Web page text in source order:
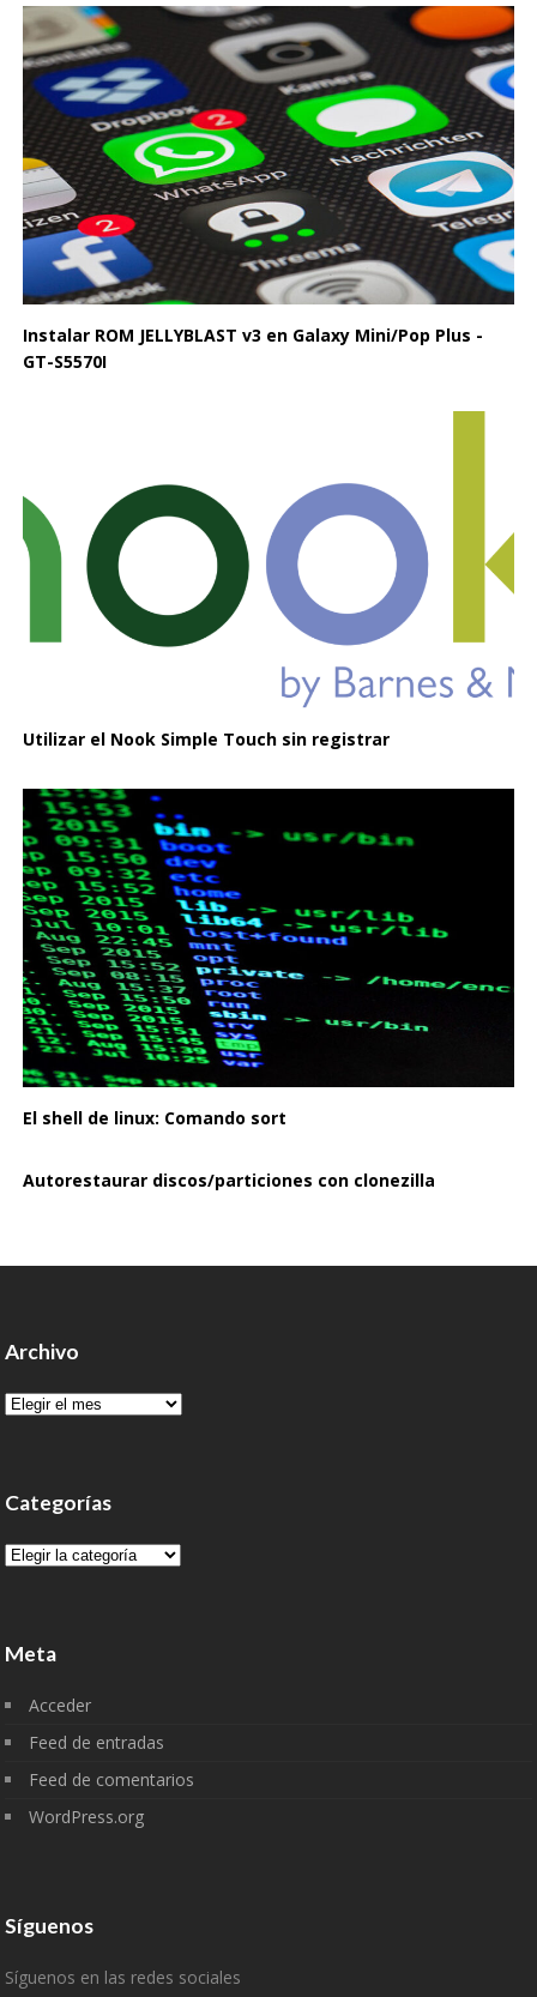
Instalar ROM JELLYBLAST v3 en Galaxy Mini/Pop Plus -
GT-S5570I
Utilizar el Nook Simple Touch sin registrar
El shell de linux: Comando sort
Autorestaurar discos/particiones con clonezilla
Archivo
Archivo
Categorías
Categorías
Meta
Acceder
Feed de entradas
Feed de comentarios
WordPress.org
Síguenos
Síguenos en las redes sociales